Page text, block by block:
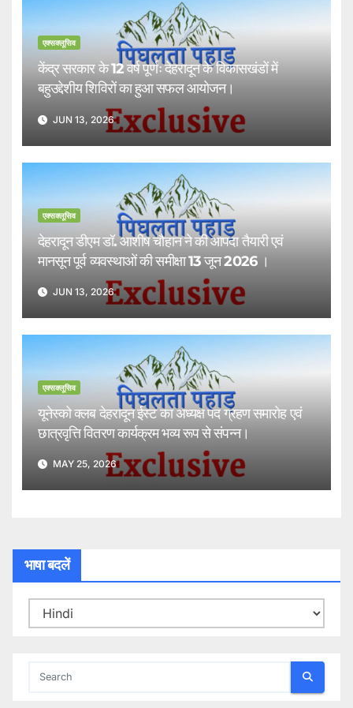
एक्सक्लूसिव
केंद्र सरकार के 12 वर्ष पूर्णः देहरादून के विकासखंडों में
बहुउद्देशीय शिविरों का हुआ सफल आयोजन।
JUN 13, 2026
एक्सक्लूसिव
देहरादून डीएम डॉ. आशीष चौहान ने की आपदा तैयारी एवं
मानसून पूर्व व्यवस्थाओं की समीक्षा 13 जून 2026 ।
JUN 13, 2026
एक्सक्लूसिव
यूनेस्को क्लब देहरादून ईस्ट का अध्यक्ष पद ग्रहण समारोह एवं
छात्रवृत्ति वितरण कार्यक्रम भव्य रूप से संपन्न।
MAY 25, 2026
भाषा बदलें